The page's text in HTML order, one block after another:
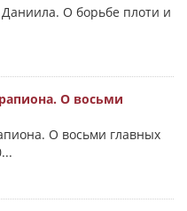
О борьбе плоти и
О восьми
О восьми главных